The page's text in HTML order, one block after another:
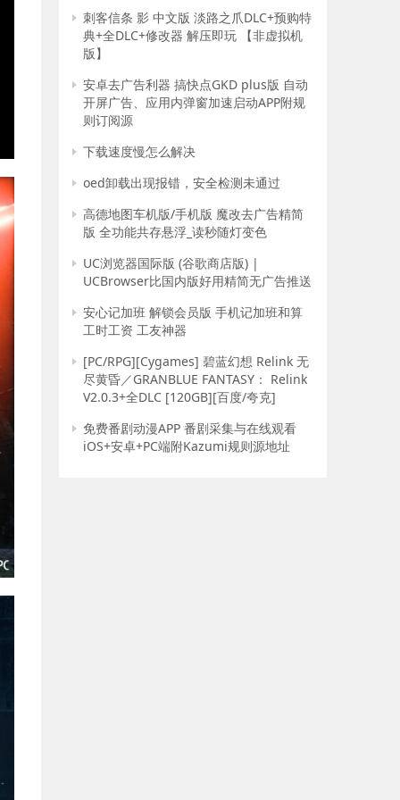
刺客信条 影 中文版 淡路之爪DLC+预购特
典+全DLC+修改器 解压即玩 【非虚拟机
版】
安卓去广告利器 搞快点GKD plus版 自动
开屏广告、应用内弹窗加速启动APP附规
则订阅源
下载速度慢怎么解决
oed卸载出现报错，安全检测未通过
高德地图车机版/手机版 魔改去广告精简
版 全功能共存悬浮_读秒随灯变色
UC浏览器国际版 (谷歌商店版) |
UCBrowser比国内版好用精简无广告推送
安心记加班 解锁会员版 手机记加班和算
工时工资 工友神器
[PC/RPG][Cygames] 碧蓝幻想 Relink 无
尽黄昏／GRANBLUE FANTASY： Relink
V2.0.3+全DLC [120GB][百度/夸克]
免费番剧动漫APP 番剧采集与在线观看
iOS+安卓+PC端附Kazumi规则源地址